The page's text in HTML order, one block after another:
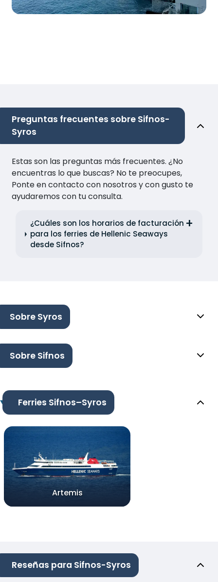
Preguntas frecuentes sobre Sifnos-
Syros
Estas son las preguntas más frecuentes. ¿No
encuentras lo que buscas? No te preocupes,
Ponte en contacto con nosotros y con gusto te
ayudaremos con tu consulta.
¿Cuáles son los horarios de facturación
para los ferries de Hellenic Seaways
desde Sifnos?
Sobre Syros
Sobre Sifnos
Ferries Sifnos–Syros
Artemis
Reseñas para Sifnos-Syros